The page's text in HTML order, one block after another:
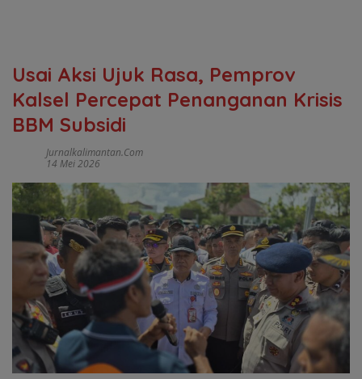
Usai Aksi Ujuk Rasa, Pemprov
Kalsel Percepat Penanganan Krisis
BBM Subsidi
Jurnalkalimantan.com
14 Mei 2026